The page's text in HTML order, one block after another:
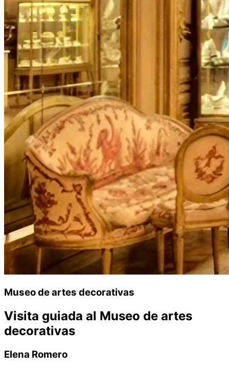
Museo de artes decorativas
Visita guiada al Museo de artes
decorativas
Elena Romero